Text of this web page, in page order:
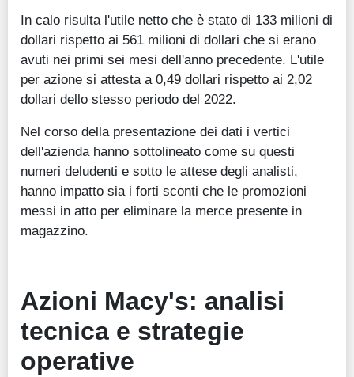
In calo risulta l'utile netto che è stato di 133 milioni di
dollari rispetto ai 561 milioni di dollari che si erano
avuti nei primi sei mesi dell'anno precedente. L'utile
per azione si attesta a 0,49 dollari rispetto ai 2,02
dollari dello stesso periodo del 2022.
Nel corso della presentazione dei dati i vertici
dell'azienda hanno sottolineato come su questi
numeri deludenti e sotto le attese degli analisti,
hanno impatto sia i forti sconti che le promozioni
messi in atto per eliminare la merce presente in
magazzino.
Azioni Macy's: analisi
tecnica e strategie
operative